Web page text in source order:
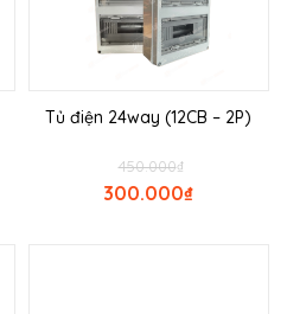
Tủ điện 24way (12CB – 2P)
₫
450.000
₫
300.000